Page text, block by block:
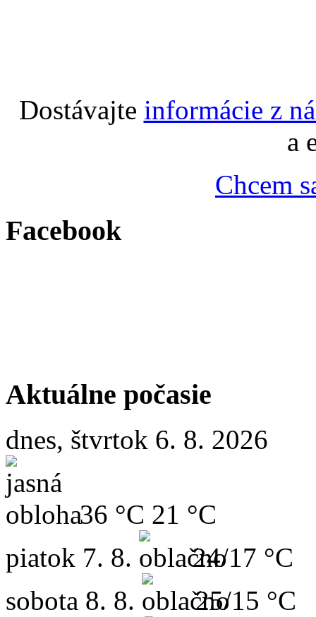
Dostávajte informácie z
a
Chcem
Facebook
Aktuálne počasie
dnes, štvrtok 6. 8. 2026
36 °C 21 °C
piatok 7. 8.
24/17 °C
sobota 8. 8. 25/15 °C